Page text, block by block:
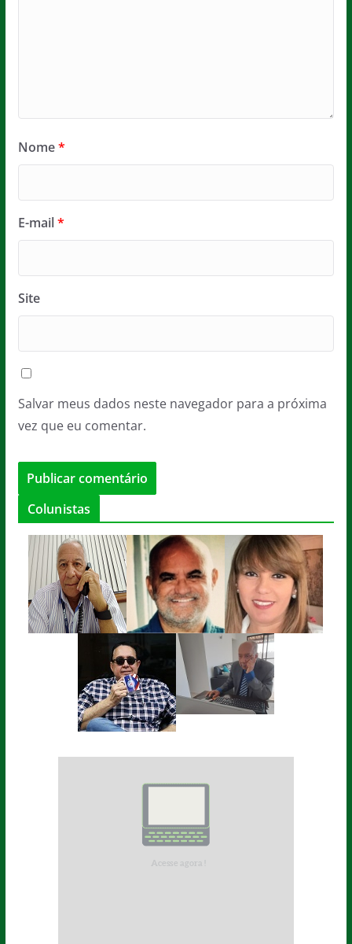
Nome*
E-mail*
Site
Salvar meus dados neste navegador para a próxima
vez que eu comentar.
Colunistas